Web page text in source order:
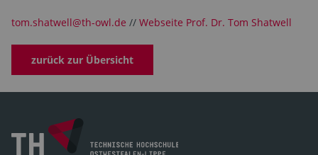
tom.shatwell@th-owl.de // Webseite Prof. Dr. Tom Shatwell
zurück zur Übersicht